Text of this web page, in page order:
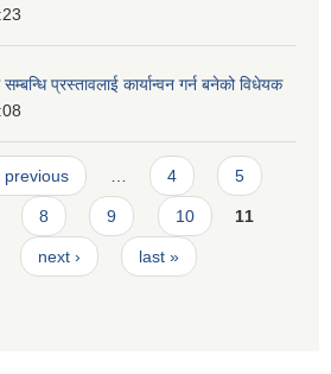
सम्बन्धि प्रस्तावलाई कार्यान्वन गर्न बनेको विधेयक
previous 4 5
8 9 10 11
next › last »